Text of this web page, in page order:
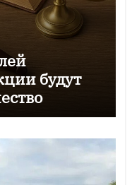
будут